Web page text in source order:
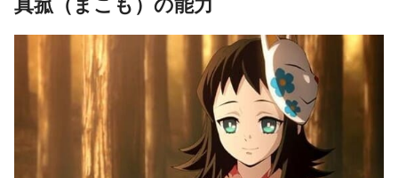
真菰（まこも）の能力